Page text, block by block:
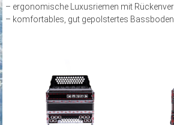
– ergonomische Luxusriemen mit
– komfortables, gut gepolstertes